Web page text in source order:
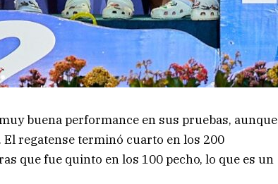
buena performance en sus pruebas, aunque
regatense terminó cuarto en los 200
que fue quinto en los 100 pecho, lo que es un